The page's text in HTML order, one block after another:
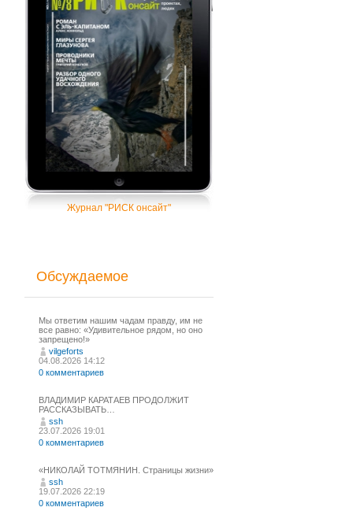
Журнал "РИСК онсайт"
Обсуждаемое
Мы ответим нашим чадам правду, им не
все равно: «Удивительное рядом, но оно
запрещено!»
vilgeforts
04.08.2026 14:12
0 комментариев
ВЛАДИМИР КАРАТАЕВ ПРОДОЛЖИТ
РАССКАЗЫВАТЬ…
ssh
23.07.2026 19:01
0 комментариев
«НИКОЛАЙ ТОТМЯНИН. Страницы жизни»
ssh
19.07.2026 22:19
0 комментариев